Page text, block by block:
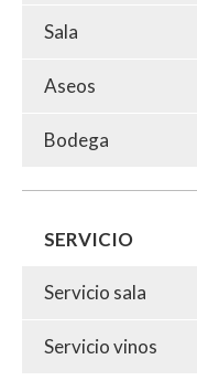
Sala
Aseos
Bodega
SERVICIO
Servicio sala
Servicio vinos